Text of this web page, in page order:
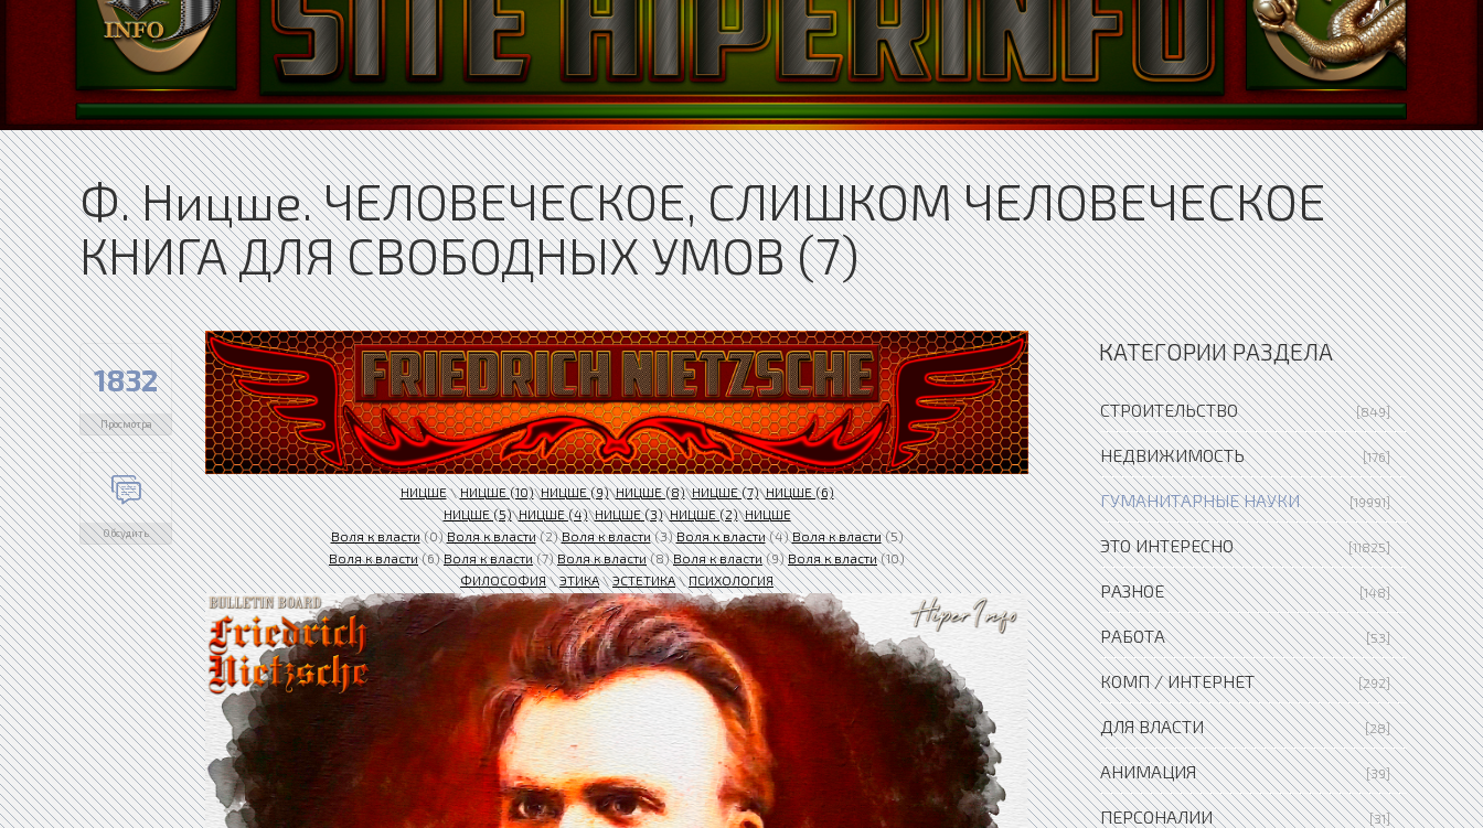
Ф. Ницше. ЧЕЛОВЕЧЕСКОЕ, СЛИШКОМ ЧЕЛОВЕЧЕСКОЕ
КНИГА ДЛЯ СВОБОДНЫХ УМОВ (7)
1832
Просмотра
Обсудить
НИЦШЕ\НИЦШЕ (10)\НИЦШЕ (9)\НИЦШЕ (8)\НИЦШЕ (7)\НИЦШЕ (6)
НИЦШЕ (5)\НИЦШЕ (4)\НИЦШЕ (3)\НИЦШЕ (2)\НИЦШЕ
Воля к власти(0)Воля к власти(2)Воля к власти(3)Воля к власти(4)Воля к власти(5)
Воля к власти(6)Воля к власти(7)Воля к власти(8)Воля к власти(9)Воля к власти(10)
ФИЛОСОФИЯ\ЭТИКА\ЭСТЕТИКА\ПСИХОЛОГИЯ
КАТЕГОРИИ РАЗДЕЛА
СТРОИТЕЛЬСТВО [849]
НЕДВИЖИМОСТЬ [176]
ГУМАНИТАРНЫЕ НАУКИ [19991]
ЭТО ИНТЕРЕСНО [11825]
РАЗНОЕ [148]
РАБОТА [53]
КОМП / ИНТЕРНЕТ [292]
ДЛЯ ВЛАСТИ [28]
АНИМАЦИЯ [39]
ПЕРСОНАЛИИ [31]